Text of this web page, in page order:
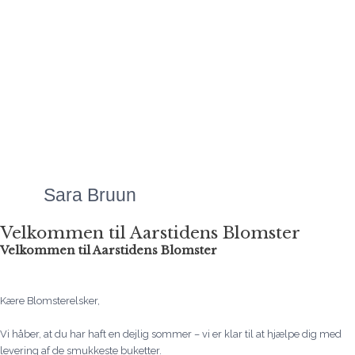
Sara Bruun
Velkommen til Aarstidens Blomster
Velkommen til Aarstidens Blomster
Kære Blomsterelsker,
Vi håber, at du har haft en dejlig sommer – vi er klar til at hjælpe dig med
levering af de smukkeste buketter.